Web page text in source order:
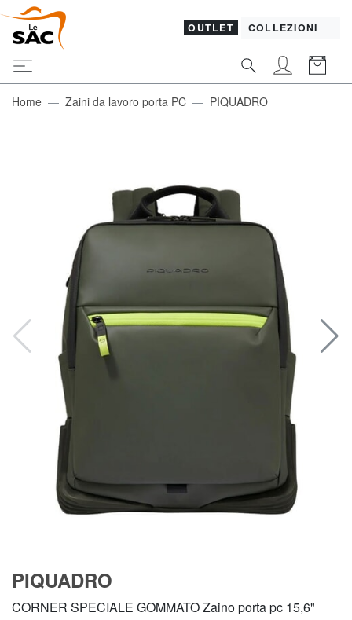
OUTLET COLLEZIONI
Home Zaini da lavoro porta PC PIQUADRO
PIQUADRO
CORNER SPECIALE GOMMATO Zaino porta pc 15,6"